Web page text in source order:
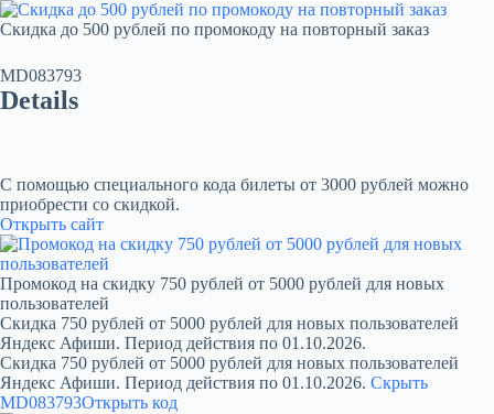
Скидка до 500 рублей по промокоду на повторный заказ
MD083793
Details
С помощью специального кода билеты от 3000 рублей можно
приобрести со скидкой.
Открыть сайт
Промокод на скидку 750 рублей от 5000 рублей для новых
пользователей
Скидка 750 рублей от 5000 рублей для новых пользователей
Яндекс Афиши. Период действия по 01.10.2026.
Скидка 750 рублей от 5000 рублей для новых пользователей
Яндекс Афиши. Период действия по 01.10.2026. Скрыть
MD083793Открыть код